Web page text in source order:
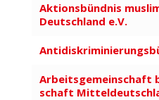
Aktionsbündnis
Deutschland e.V.
Arbeits­ge­mein­schaft
schaft